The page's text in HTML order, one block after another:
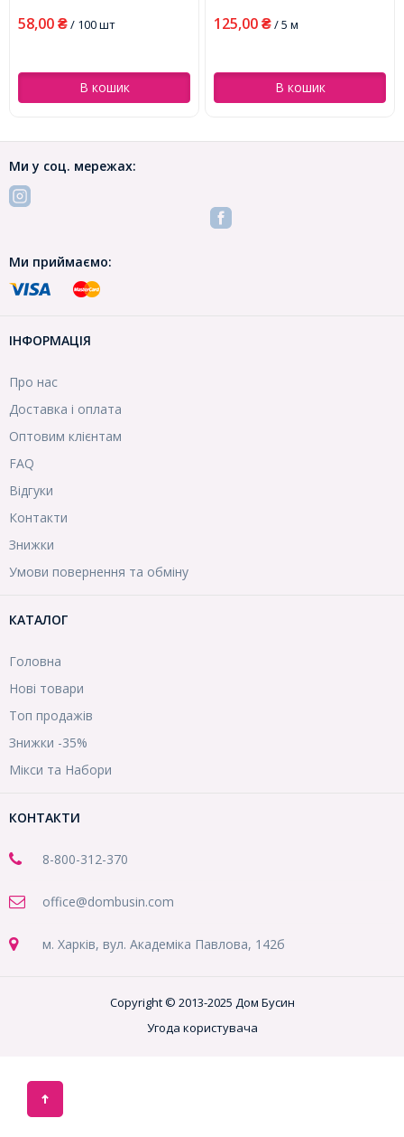
58,00 ₴/ 100 шт
В кошик
125,00 ₴/ 5 м
В кошик
Ми у соц. мережах:
Ми приймаємо:
ІНФОРМАЦІЯ
Про нас
Доставка і оплата
Оптовим клієнтам
FAQ
Відгуки
Контакти
Знижки
Умови повернення та обміну
КАТАЛОГ
Головна
Нові товари
Топ продажів
Знижки -35%
Мікси та Набори
КОНТАКТИ
8-800-312-370
office@dombusin.com
м. Харків, вул. Академіка Павлова, 142б
Copyright © 2013-2025 Дом Бусин
Угода користувача